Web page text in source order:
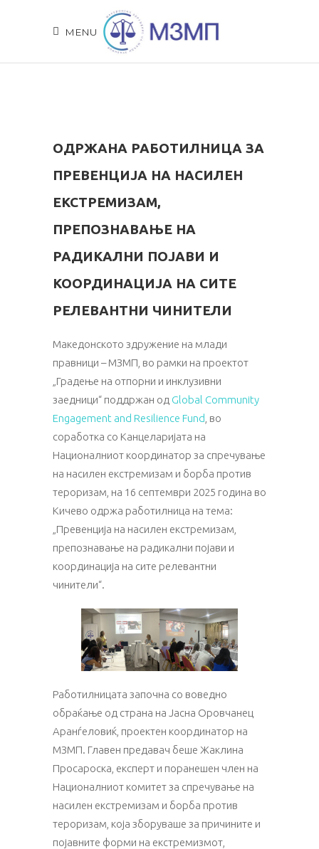
MENU
ОДРЖАНА РАБОТИЛНИЦА ЗА
ПРЕВЕНЦИЈА НА НАСИЛЕН
ЕКСТРЕМИЗАМ,
ПРЕПОЗНАВАЊЕ НА
РАДИКАЛНИ ПОЈАВИ И
КООРДИНАЦИЈА НА СИТЕ
РЕЛЕВАНТНИ ЧИНИТЕЛИ
Македонското здружение на млади
правници – МЗМП, во рамки на проектот
„Градење на отпорни и инклузивни
заедници“ поддржан од Global Community
Engagement and Resilience Fund , во
соработка со Канцеларијата на
Националниот координатор за спречување
на насилен екстремизам и борба против
тероризам, на 16 септември 2025 година во
Кичево одржа работилница на тема:
„Превенција на насилен екстремизам,
препознавање на радикални појави и
координација на сите релевантни
чинители“.
Работилницата започна со воведно
обраќање од страна на Јасна Оровчанец
Аранѓеловиќ, проектен координатор на
МЗМП. Главен предавач беше Жаклина
Просароска, експерт и поранешен член на
Националниот комитет за спречување на
насилен екстремизам и борба против
тероризам, која зборуваше за причините и
појавните форми на екстремизмот,